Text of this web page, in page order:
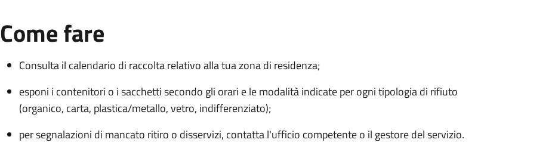
Come fare
Consulta il calendario di raccolta relativo alla tua zona di residenza;
esponi i contenitori o i sacchetti secondo gli orari e le modalità indicate per ogni tipologia di rifiuto
(organico, carta, plastica/metallo, vetro, indifferenziato);
per segnalazioni di mancato ritiro o disservizi, contatta l'ufficio competente o il gestore del servizio.